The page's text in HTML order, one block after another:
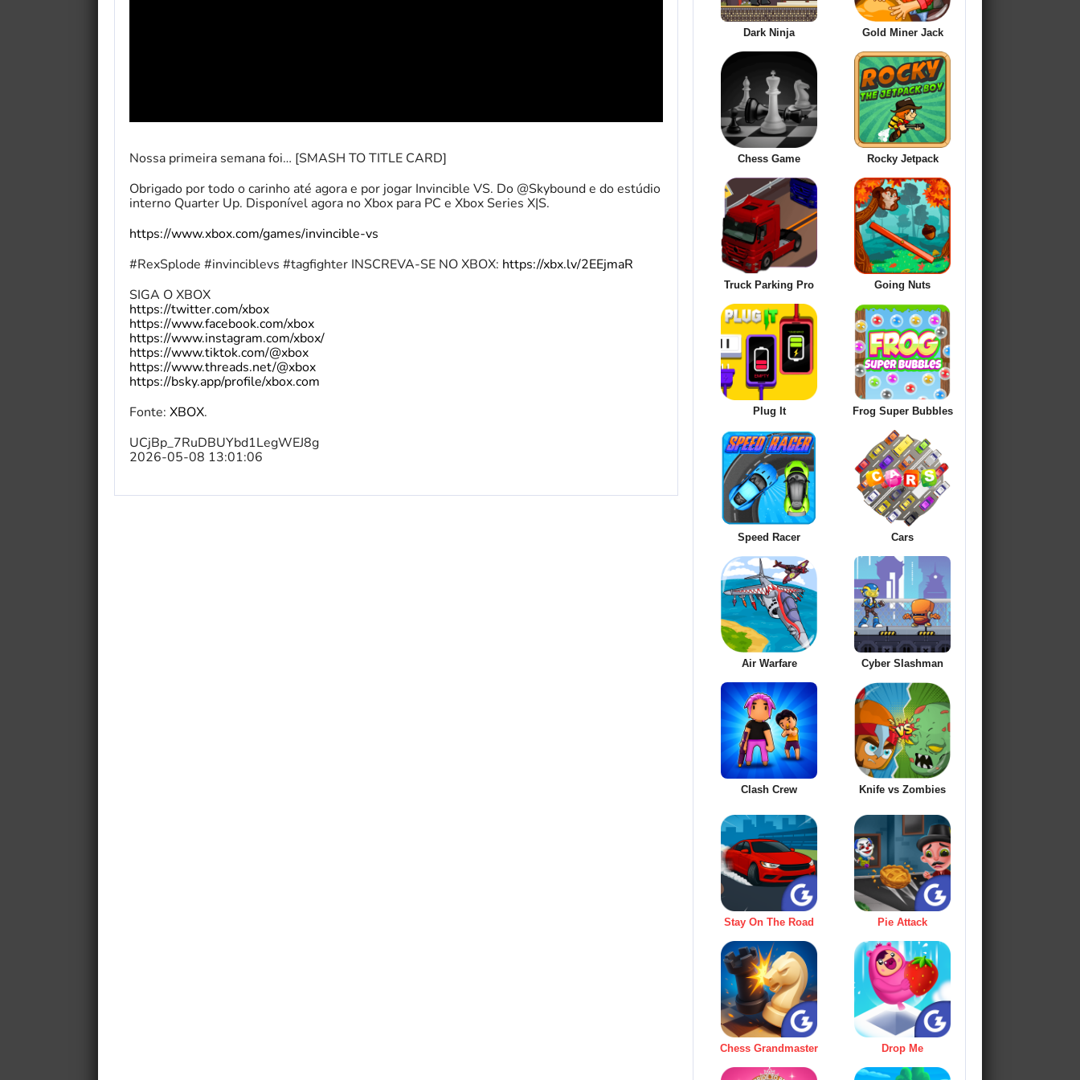
Nossa primeira semana foi… [SMASH TO TITLE CARD]
Obrigado por todo o carinho até agora e por jogar Invincible VS. Do @Skybound e do estúdio
interno Quarter Up. Disponível agora no Xbox para PC e Xbox Series X|S.
https://www.xbox.com/games/invincible-vs
#RexSplode #invinciblevs #tagfighter INSCREVA-SE NO XBOX: https://xbx.lv/2EEjmaR
SIGA O XBOX
https://twitter.com/xbox
https://www.facebook.com/xbox
https://www.instagram.com/xbox/
https://www.tiktok.com/@xbox
https://www.threads.net/@xbox
https://bsky.app/profile/xbox.com
Fonte: XBOX.
UCjBp_7RuDBUYbd1LegWEJ8g
2026-05-08 13:01:06
Dark Ninja Gold Miner Jack
Chess Game Rocky Jetpack
Truck Parking Pro Going Nuts
Plug It Frog Super Bubbles
Speed Racer Cars
Air Warfare Cyber Slashman
Clash Crew Knife vs Zombies
Stay On The Road Pie Attack
Chess Grandmaster Drop Me